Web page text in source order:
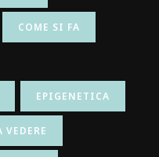
COME SI FA
EPIGENETICA
VEDERE